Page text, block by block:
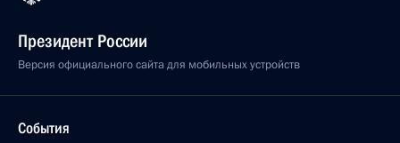
Президент России
Версия официального сайта для мобильных устройств
События